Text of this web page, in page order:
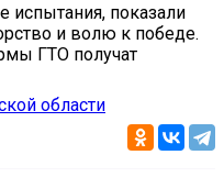
испытания, показали
и волю к победе.
ГТО получат
области